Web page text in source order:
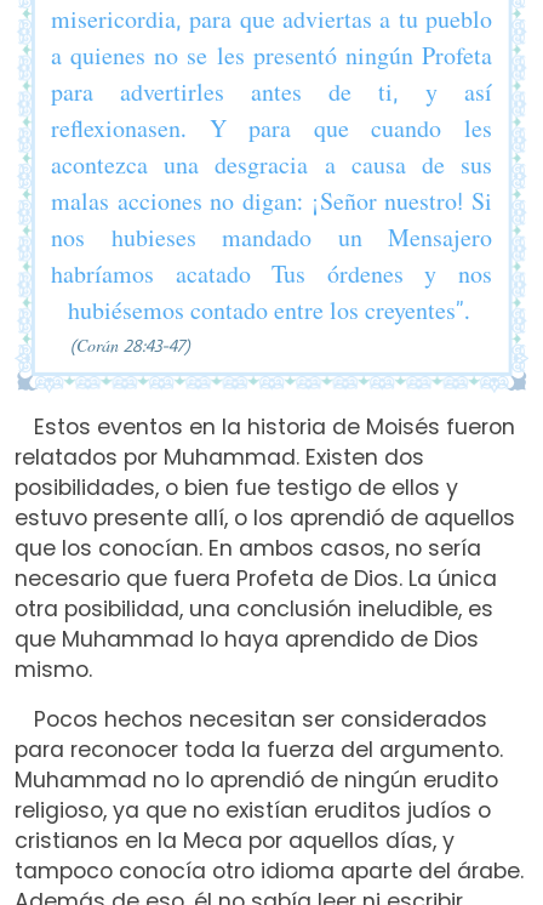
misericordia, para que adviertas a tu pueblo
a quienes no se les presentó ningún Profeta
para advertirles antes de ti, y así
reflexionasen. Y para que cuando les
acontezca una desgracia a causa de sus
malas acciones no digan: ¡Señor nuestro! Si
nos hubieses mandado un Mensajero
habríamos acatado Tus órdenes y nos
hubiésemos contado entre los creyentes”.
(Corán 28:43-47)
Estos eventos en la historia de Moisés fueron
relatados por Muhammad. Existen dos
posibilidades, o bien fue testigo de ellos y
estuvo presente allí, o los aprendió de aquellos
que los conocían. En ambos casos, no sería
necesario que fuera Profeta de Dios. La única
otra posibilidad, una conclusión ineludible, es
que Muhammad lo haya aprendido de Dios
mismo.
Pocos hechos necesitan ser considerados
para reconocer toda la fuerza del argumento.
Muhammad no lo aprendió de ningún erudito
religioso, ya que no existían eruditos judíos o
cristianos en la Meca por aquellos días, y
tampoco conocía otro idioma aparte del árabe.